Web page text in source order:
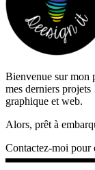
Bienvenue sur mon
mes derniers
graphique et web.
Alors, prêt à
Contactez-moi